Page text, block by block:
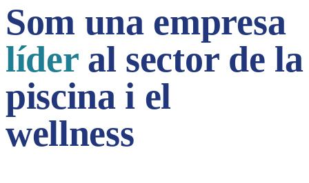
Som una empresa
líderal sector de la
piscina i el
wellness